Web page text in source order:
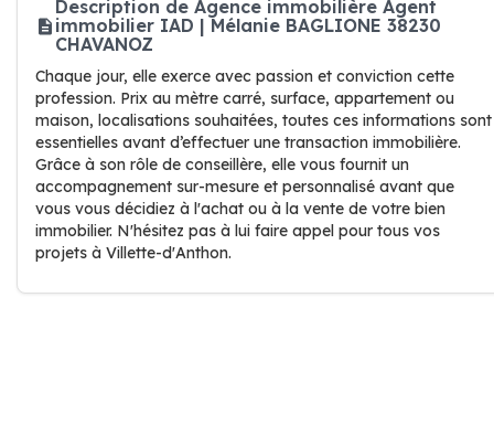
Description de Agence immobilière Agent
immobilier IAD | Mélanie BAGLIONE 38230
CHAVANOZ
Chaque jour, elle exerce avec passion et conviction cette
profession. Prix au mètre carré, surface, appartement ou
maison, localisations souhaitées, toutes ces informations sont
essentielles avant d’effectuer une transaction immobilière.
Grâce à son rôle de conseillère, elle vous fournit un
accompagnement sur-mesure et personnalisé avant que
vous vous décidiez à l'achat ou à la vente de votre bien
immobilier. N'hésitez pas à lui faire appel pour tous vos
projets à Villette-d'Anthon.